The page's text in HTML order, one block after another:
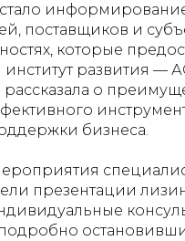
поставщиков и
которые
развития —
о
бизнеса.
презентации